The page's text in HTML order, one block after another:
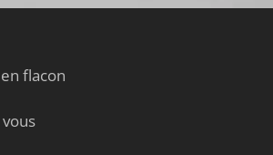
flacon